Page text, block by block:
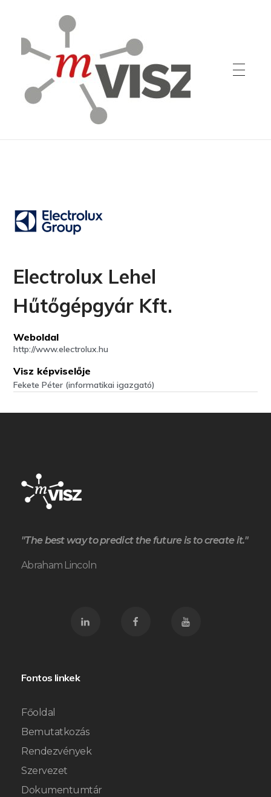
Electrolux Lehel
Hűtőgépgyár Kft.
Weboldal
http://www.electrolux.hu
Visz képviselője
Fekete Péter (informatikai igazgató)
"The best way to predict the future is to create it."
Abraham Lincoln
Fontos linkek
Főoldal
Bemutatkozás
Rendezvények
Szervezet
Dokumentumtár